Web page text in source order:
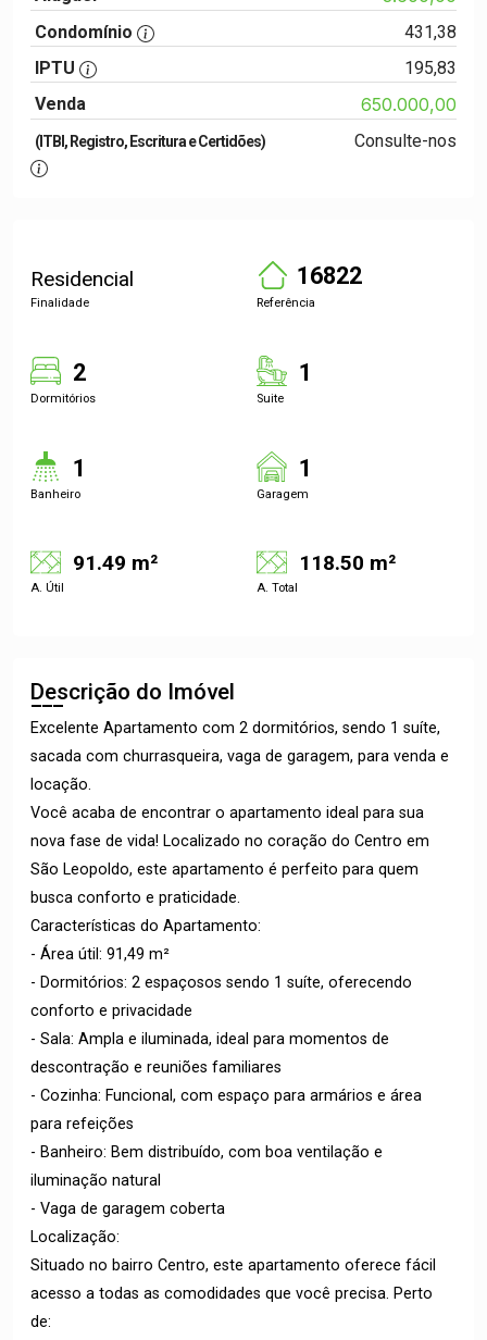
Condomínio
431,38
IPTU
195,83
Venda
650.000,00
(ITBI, Registro, Escritura e Certidões) Consulte-nos
Residencial
Finalidade
16822
Referência
2
Dormitórios
1
Suite
1
Banheiro
1
Garagem
91.49 m²
A. Útil
118.50 m²
A. Total
Descrição do Imóvel
Excelente Apartamento com 2 dormitórios, sendo 1 suíte,
sacada com churrasqueira, vaga de garagem, para venda e
locação.
Você acaba de encontrar o apartamento ideal para sua
nova fase de vida! Localizado no coração do Centro em
São Leopoldo, este apartamento é perfeito para quem
busca conforto e praticidade.
Características do Apartamento:
- Área útil: 91,49 m²
- Dormitórios: 2 espaçosos sendo 1 suíte, oferecendo
conforto e privacidade
- Sala: Ampla e iluminada, ideal para momentos de
descontração e reuniões familiares
- Cozinha: Funcional, com espaço para armários e área
para refeições
- Banheiro: Bem distribuído, com boa ventilação e
iluminação natural
- Vaga de garagem coberta
Localização:
Situado no bairro Centro, este apartamento oferece fácil
acesso a todas as comodidades que você precisa. Perto
de: